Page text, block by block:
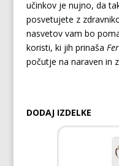
učinkov je nujno, da
posvetujete z
nasvetov vam bo
koristi, ki jih prinaša
počutje na naraven in
DODAJ IZDELKE